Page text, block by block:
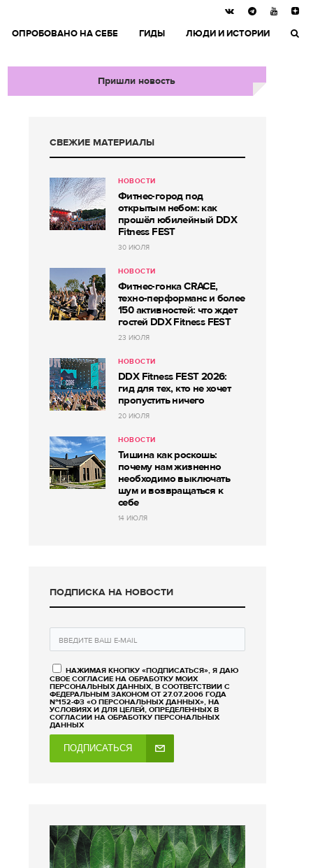
ОПРОБОВАНО НА СЕБЕ ГИДЫ ЛЮДИ И ИСТОРИИ
Пришли новость
СВЕЖИЕ МАТЕРИАЛЫ
НОВОСТИ
Фитнес-город под
открытым небом: как
прошёл юбилейный DDX
Fitness FEST
30 ИЮЛЯ
НОВОСТИ
Фитнес-гонка CRACE,
техно-перформанс и более
150 активностей: что ждет
гостей DDX Fitness FEST
23 ИЮЛЯ
НОВОСТИ
DDX Fitness FEST 2026:
гид для тех, кто не хочет
пропустить ничего
20 ИЮЛЯ
НОВОСТИ
Тишина как роскошь:
почему нам жизненно
необходимо выключать
шум и возвращаться к
себе
14 ИЮЛЯ
ПОДПИСКА НА НОВОСТИ
НАЖИМАЯ КНОПКУ «ПОДПИСАТЬСЯ», Я ДАЮ
СВОЕ СОГЛАСИЕ НА ОБРАБОТКУ МОИХ
ПЕРСОНАЛЬНЫХ ДАННЫХ, В СООТВЕТСТВИИ С
ФЕДЕРАЛЬНЫМ ЗАКОНОМ ОТ 27.07.2006 ГОДА
№152-ФЗ «О ПЕРСОНАЛЬНЫХ ДАННЫХ», НА
УСЛОВИЯХ И ДЛЯ ЦЕЛЕЙ, ОПРЕДЕЛЕННЫХ В
СОГЛАСИИ НА ОБРАБОТКУ ПЕРСОНАЛЬНЫХ
ДАННЫХ
ПОДПИСАТЬСЯ